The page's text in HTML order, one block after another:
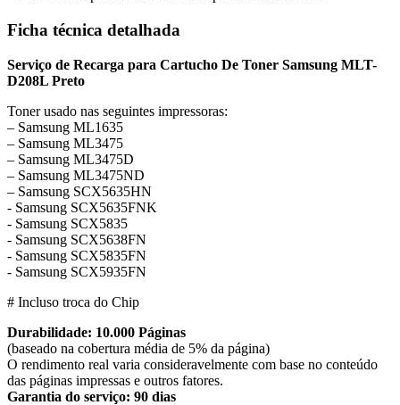
Ficha técnica detalhada
Serviço de Recarga para Cartucho De Toner Samsung MLT-
D208L Preto
Toner usado nas seguintes impressoras:
– Samsung ML1635
– Samsung ML3475
– Samsung ML3475D
– Samsung ML3475ND
– Samsung SCX5635HN
​- Samsung SCX5635FNK
​- Samsung SCX5835
​- Samsung SCX5638FN
​- Samsung SCX5835FN
​- Samsung SCX5935FN
# Incluso troca do Chip
Durabilidade: 10.000 Páginas
(baseado na cobertura média de 5% da página)
O rendimento real varia consideravelmente com base no conteúdo
das páginas impressas e outros fatores.
Garantia do serviço: 90 dias